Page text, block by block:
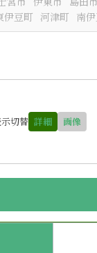
伊豆町 河津町 南
切替 詳細 画像